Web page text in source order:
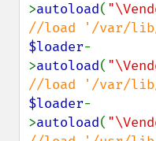
>autoload(
$loader-
>autoload(
$loader-
>autoload(